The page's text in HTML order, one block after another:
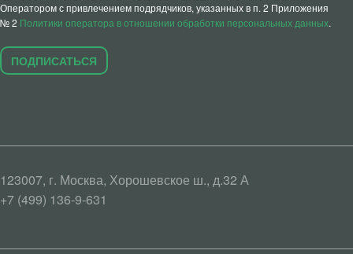
Оператором с привлечением подрядчиков, указанных в п. 2 Приложения
№ 2 Политики оператора в отношении обработки персональных данных.
ПОДПИСАТЬСЯ
123007, г. Москва, Хорошевское ш., д.32 А
+7 (499) 136-9-631